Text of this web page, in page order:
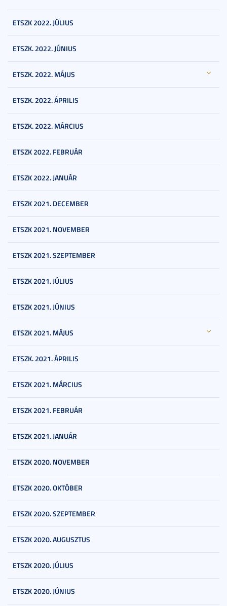
ETSZK 2022. JÚLIUS
ETSZK. 2022. JÚNIUS
ETSZK. 2022. MÁJUS
ETSZK. 2022. ÁPRILIS
ETSZK. 2022. MÁRCIUS
ETSZK 2022. FEBRUÁR
ETSZK 2022. JANUÁR
ETSZK 2021. DECEMBER
ETSZK 2021. NOVEMBER
ETSZK 2021. SZEPTEMBER
ETSZK 2021. JÚLIUS
ETSZK 2021. JÚNIUS
ETSZK 2021. MÁJUS
ETSZK. 2021. ÁPRILIS
ETSZK 2021. MÁRCIUS
ETSZK 2021. FEBRUÁR
ETSZK 2021. JANUÁR
ETSZK 2020. NOVEMBER
ETSZK 2020. OKTÓBER
ETSZK 2020. SZEPTEMBER
ETSZK 2020. AUGUSZTUS
ETSZK 2020. JÚLIUS
ETSZK 2020. JÚNIUS